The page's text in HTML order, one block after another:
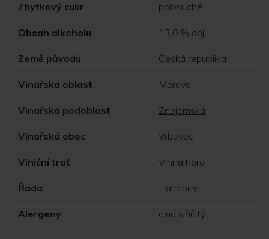
Zbytkový cukr polosuché
Obsah alkoholu 13,0 % obj.
Země původu Česká republika
Vinařská oblast Morava
Vinařská podoblast Znojemská
Vinařská obec Vrbovec
Viniční trať Vinná hora
Řada Harmony
Alergeny oxid siřičitý